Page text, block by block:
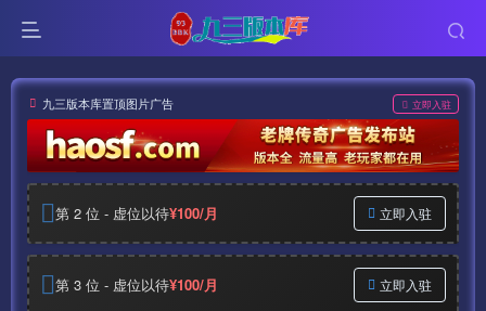
九三版本库置顶图片广告 立即入驻
第 2 位 - 虚位以待¥100/月 立即入驻
第 3 位 - 虚位以待¥100/月 立即入驻